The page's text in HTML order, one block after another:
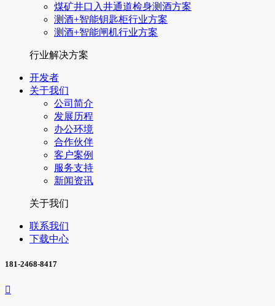
煤矿井口入井通道检身测酒方案
测酒+智能钥匙柜行业方案
测酒+智能闸机行业方案
行业解决方案
开发者
关于我们
公司简介
发展历程
办公环境
合作伙伴
客户案例
服务支持
新闻资讯
关于我们
联系我们
下载中心
181-2468-8417
